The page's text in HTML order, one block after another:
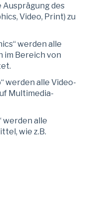
Ausprägung des
Video, Print) zu
werden alle
im Bereich von
werden alle Video-
Multimedia-
werden alle
wie z.B.